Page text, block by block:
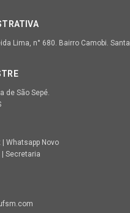
Lima, n° 680. Bairro Camobi. Santa
de São Sepé.
Whatsapp Novo
Secretaria